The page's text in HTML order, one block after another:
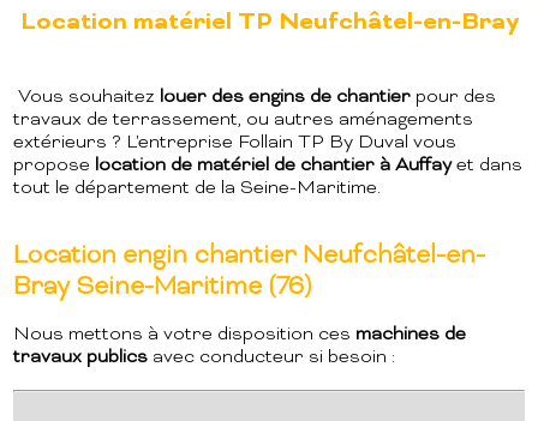
Location matériel TP Neufchâtel-en-Bray
Vous souhaitez louer des engins de chantier pour des
travaux de terrassement, ou autres aménagements
extérieurs ? L'entreprise Follain TP By Duval vous
propose location de matériel de chantier à Auffayet dans
tout le département de la Seine-Maritime.
Location engin chantier Neufchâtel-en-
Bray Seine-Maritime (76)
Nous mettons à votre disposition ces machines de
travaux publics avec conducteur si besoin :